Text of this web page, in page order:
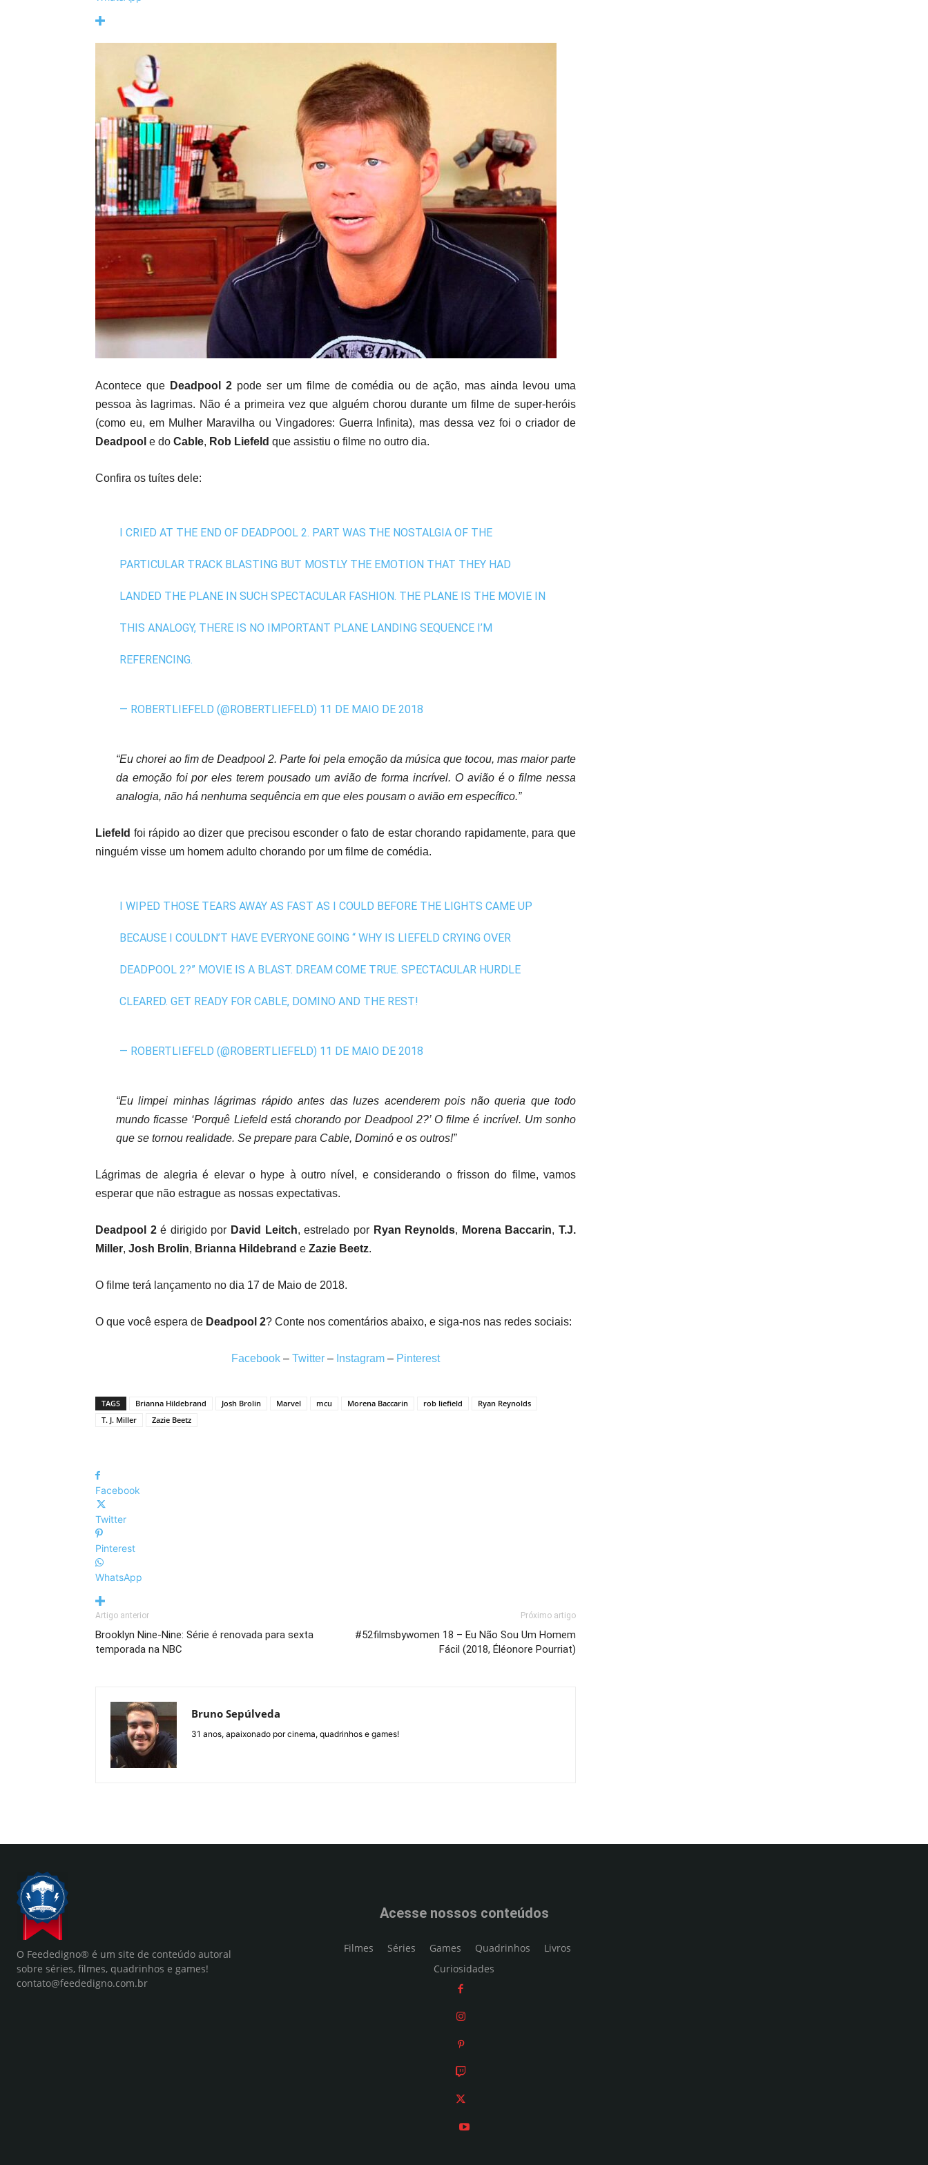
Acontece queDeadpool 2pode ser um filme de comédia ou de ação, mas ainda levou uma
pessoa às lagrimas. Não é a primeira vez que alguém chorou durante um filme de super-heróis
(como eu, em Mulher Maravilha ou Vingadores: Guerra Infinita), mas dessa vez foi o criador de
Deadpool e do Cable, Rob Liefeld que assistiu o filme no outro dia.
Confira os tuítes dele:
I CRIED AT THE END OF DEADPOOL 2. PART WAS THE NOSTALGIA OF THE
PARTICULAR TRACK BLASTING BUT MOSTLY THE EMOTION THAT THEY HAD
LANDED THE PLANE IN SUCH SPECTACULAR FASHION. THE PLANE IS THE MOVIE IN
THIS ANALOGY, THERE IS NO IMPORTANT PLANE LANDING SEQUENCE I’M
REFERENCING.
— ROBERTLIEFELD (@ROBERTLIEFELD) 11 DE MAIO DE 2018
“Eu chorei ao fim de Deadpool 2. Parte foi pela emoção da música que tocou, mas maior parte
da emoção foi por eles terem pousado um avião de forma incrível. O avião é o filme nessa
analogia, não há nenhuma sequência em que eles pousam o avião em específico.”
Liefeld foi rápido ao dizer que precisou esconder o fato de estar chorando rapidamente, para que
ninguém visse um homem adulto chorando por um filme de comédia.
I WIPED THOSE TEARS AWAY AS FAST AS I COULD BEFORE THE LIGHTS CAME UP
BECAUSE I COULDN’T HAVE EVERYONE GOING “ WHY IS LIEFELD CRYING OVER
DEADPOOL 2?” MOVIE IS A BLAST. DREAM COME TRUE. SPECTACULAR HURDLE
CLEARED. GET READY FOR CABLE, DOMINO AND THE REST!
— ROBERTLIEFELD (@ROBERTLIEFELD) 11 DE MAIO DE 2018
“Eu limpei minhas lágrimas rápido antes das luzes acenderem pois não queria que todo
mundo ficasse ‘Porquê Liefeld está chorando por Deadpool 2?’ O filme é incrível. Um sonho
que se tornou realidade. Se prepare para Cable, Dominó e os outros!”
Lágrimas de alegria é elevar o hype à outro nível, e considerando o frisson do filme, vamos
esperar que não estrague as nossas expectativas.
Deadpool 2é dirigido por David Leitch, estrelado por Ryan Reynolds, Morena Baccarin,T.J.
Miller, Josh Brolin, Brianna Hildebrand e Zazie Beetz.
O filme terá lançamento no dia 17 de Maio de 2018.
O que você espera de Deadpool 2? Conte nos comentários abaixo, e siga-nos nas redes sociais:
Facebook – Twitter – Instagram – Pinterest
TAGS Brianna Hildebrand Josh Brolin Marvel mcu Morena Baccarin rob liefield
Ryan Reynolds
T. J. Miller
Zazie Beetz
Facebook
Twitter
Pinterest
WhatsApp
Artigo anterior
Brooklyn Nine-Nine: Série é renovada para sexta
temporada na NBC
Próximo artigo
#52filmsbywomen 18 – Eu Não Sou Um Homem
Fácil (2018, Éléonore Pourriat)
Bruno Sepúlveda
31 anos, apaixonado por cinema, quadrinhos e games!
O Feededigno® é um site de conteúdo autoral
sobre séries, filmes, quadrinhos e games!
contato@feededigno.com.br
Acesse nossos conteúdos
Filmes Séries Games Quadrinhos
Livros
Curiosidades